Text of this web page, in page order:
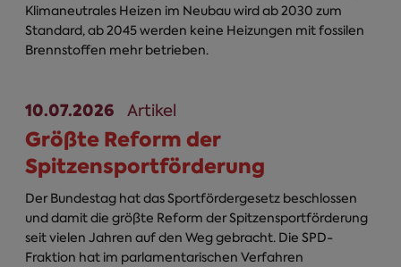
Klimaneutrales Heizen im Neubau wird ab 2030 zum
Standard, ab 2045 werden keine Heizungen mit fossilen
Brennstoffen mehr betrieben.
10.07.2026 Artikel
Größte Reform der
Spitzensportförderung
Der Bundestag hat das Sportfördergesetz beschlossen
und damit die größte Reform der Spitzensportförderung
seit vielen Jahren auf den Weg gebracht. Die SPD-
Fraktion hat im parlamentarischen Verfahren